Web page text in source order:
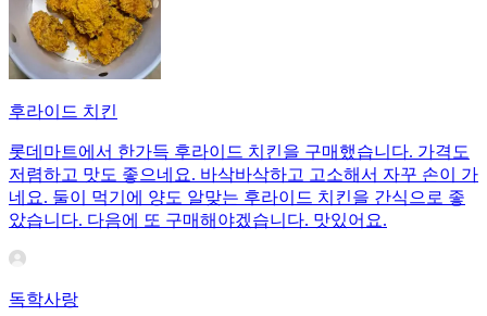
후라이드 치킨
롯데마트에서 한가득 후라이드 치킨을 구매했습니다. 가격도
저렴하고 맛도 좋으네요. 바삭바삭하고 고소해서 자꾸 손이 가
네요. 둘이 먹기에 양도 알맞는 후라이드 치킨을 간식으로 좋
았습니다. 다음에 또 구매해야겠습니다. 맛있어요.
독학사랑